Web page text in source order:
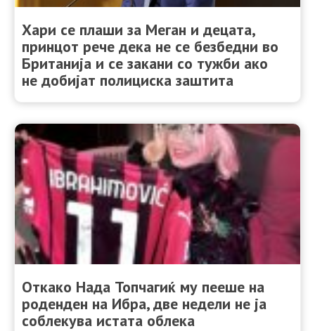
Хари се плаши за Меган и децата,
принцот рече дека не се безбедни во
Британија и се закани со тужби ако
не добијат полициска заштита
Откако Нада Топчагиќ му пееше на
роденден на Ибра, две недели не ја
соблекува истата облека